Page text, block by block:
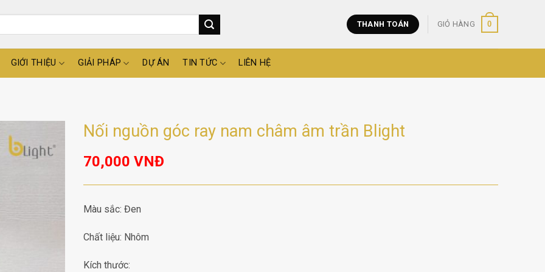
THANH TOÁN GIỎ HÀNG 0
GIỚI THIỆU GIẢI PHÁP DỰ ÁN TIN TỨC LIÊN HỆ
Nối nguồn góc ray nam châm âm trần Blight
70,000VNĐ
Màu sắc: Đen
Chất liệu: Nhôm
Kích thước: